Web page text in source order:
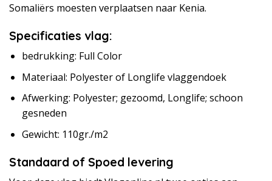
Somaliërs moesten verplaatsen naar Kenia.
Specificaties vlag:
bedrukking: Full Color
Materiaal: Polyester of Longlife vlaggendoek
Afwerking: Polyester; gezoomd, Longlife; schoon
gesneden
Gewicht: 110gr./m2
Standaard of Spoed levering